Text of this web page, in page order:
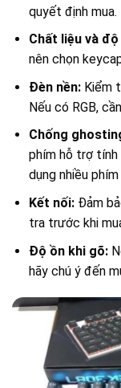
quyết định mua.
Chất liệu và độ
nên chọn
Đèn nền:Kiểm
Nếu có RGB,
Chống
phím hỗ trợ tính
dụng nhiều
Kết nối:Đảm
tra trước khi
Độ ồn khi gõ:
hãy chú ý đến